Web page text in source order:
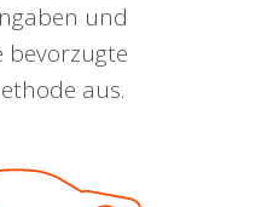
und
bevorzugte
aus.